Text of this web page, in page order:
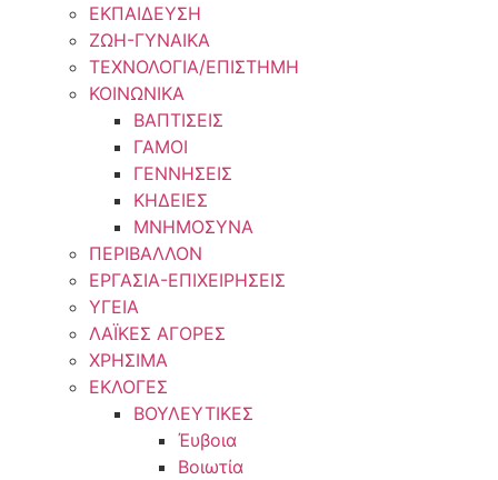
ΕΚΠΑΙΔΕΥΣΗ
ΖΩΗ-ΓΥΝΑΙΚΑ
ΤΕΧΝΟΛΟΓΙΑ/ΕΠΙΣΤΗΜΗ
ΚΟΙΝΩΝΙΚΑ
ΒΑΠΤΙΣΕΙΣ
ΓΑΜΟΙ
ΓΕΝΝΗΣΕΙΣ
ΚΗΔΕΙΕΣ
ΜΝΗΜΟΣΥΝΑ
ΠΕΡΙΒΑΛΛΟΝ
ΕΡΓΑΣΙΑ-ΕΠΙΧΕΙΡΗΣΕΙΣ
ΥΓΕΙΑ
ΛΑΪΚΕΣ ΑΓΟΡΕΣ
ΧΡΗΣΙΜΑ
ΕΚΛΟΓΕΣ
ΒΟΥΛΕΥΤΙΚΕΣ
Έυβοια
Βοιωτία